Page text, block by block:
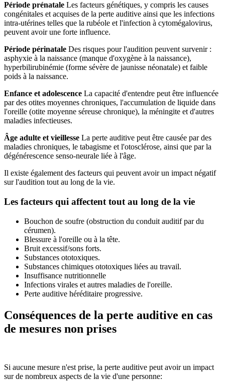
Période prénatale Les facteurs génétiques, y compris les causes
congénitales et acquises de la perte auditive ainsi que les infections
intra-utérines telles que la rubéole et l'infection à cytomégalovirus,
peuvent avoir une forte influence.
Période périnatale Des risques pour l'audition peuvent survenir :
asphyxie à la naissance (manque d'oxygène à la naissance),
hyperbilirubinémie (forme sévère de jaunisse néonatale) et faible
poids à la naissance.
Enfance et adolescence La capacité d'entendre peut être influencée
par des otites moyennes chroniques, l'accumulation de liquide dans
l'oreille (otite moyenne séreuse chronique), la méningite et d'autres
maladies infectieuses.
Âge adulte et vieillesse La perte auditive peut être causée par des
maladies chroniques, le tabagisme et l'otosclérose, ainsi que par la
dégénérescence senso-neurale liée à l'âge.
Il existe également des facteurs qui peuvent avoir un impact négatif
sur l'audition tout au long de la vie.
Les facteurs qui affectent tout au long de la vie
Bouchon de soufre (obstruction du conduit auditif par du
cérumen).
Blessure à l'oreille ou à la tête.
Bruit excessif/sons forts.
Substances ototoxiques.
Substances chimiques ototoxiques liées au travail.
Insuffisance nutritionnelle
Infections virales et autres maladies de l'oreille.
Perte auditive héréditaire progressive.
Conséquences de la perte auditive en cas
de mesures non prises
Si aucune mesure n'est prise, la perte auditive peut avoir un impact
sur de nombreux aspects de la vie d'une personne: